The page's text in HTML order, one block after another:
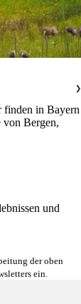
finden in Bayern
von Bergen,
und
der oben
ein.
❯